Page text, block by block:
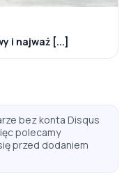
i najważ [...]
bez konta Disqus
polecamy
przed dodaniem